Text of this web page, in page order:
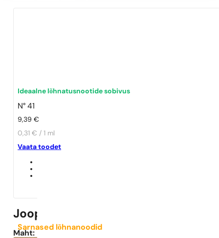
Ideaalne lõhnatusnootide sobivus
N° 41
9,39€
0,31 € / 1 ml
Vaata toodet
Sarnased lõhnanoodid
Joop Homme
Maht: